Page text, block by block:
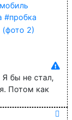
#пробка
бы не стал,
Потом как